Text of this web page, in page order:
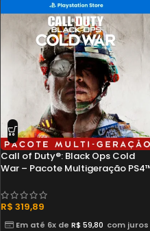
Call of Duty®: Black Ops Cold
War – Pacote Multigeração
R$ 319,89
Em até 6x deR$ 59,80 com juros